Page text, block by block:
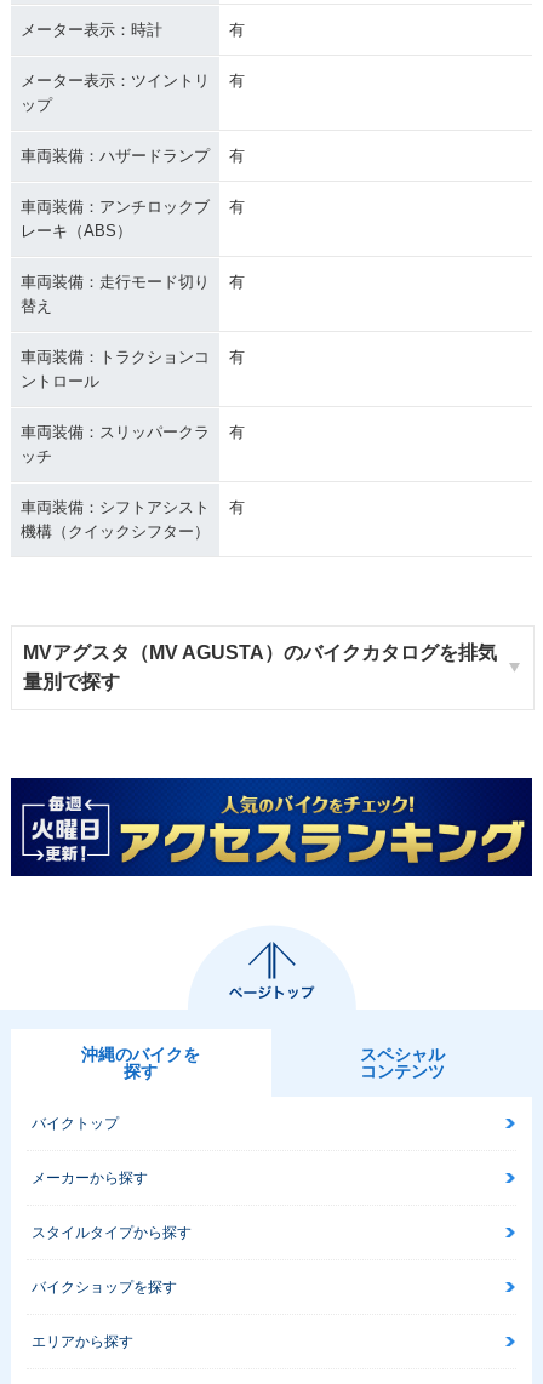
メーター表示：時計 有
メーター表示：ツイントリ
ップ
有
車両装備：ハザードランプ 有
車両装備：アンチロックブ
レーキ（ABS）
有
車両装備：走行モード切り
替え
有
車両装備：トラクションコ
ントロール
有
車両装備：スリッパークラ
ッチ
有
車両装備：シフトアシスト
機構（クイックシフター）
有
MVアグスタ（MV AGUSTA）のバイクカタログを排気
量別で探す
沖縄のバイクを
探す
スペシャル
コンテンツ
バイクトップ
メーカーから探す
スタイルタイプから探す
バイクショップを探す
エリアから探す